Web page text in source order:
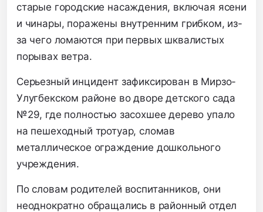
старые городские насаждения, включая ясени
и чинары, поражены внутренним грибком, из-
за чего ломаются при первых шквалистых
порывах ветра.
Серьезный инцидент зафиксирован в Мирзо-
Улугбекском районе во дворе детского сада
№29, где полностью засохшее дерево упало
на пешеходный тротуар, сломав
металлическое ограждение дошкольного
учреждения.
По словам родителей воспитанников, они
неоднократно обращались в районный отдел